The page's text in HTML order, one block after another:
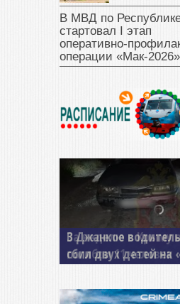
В МВД по
стартовал I этап
операции «Мак‑2026»
В Джанкое
сбил двух детей на